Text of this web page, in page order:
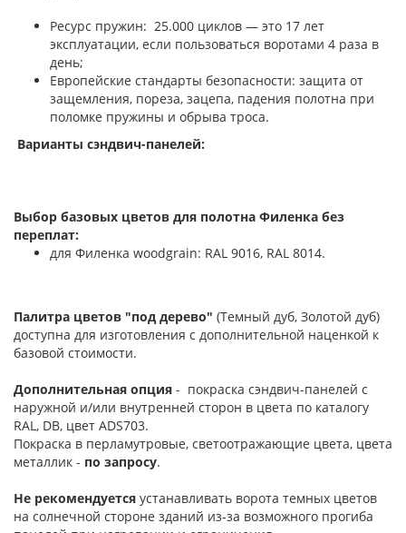
Ресурс пружин: 25.000 циклов — это 17 лет
эксплуатации, если пользоваться воротами 4 раза в
день;
Европейские стандарты безопасности: защита от
защемления, пореза, зацепа, падения полотна при
поломке пружины и обрыва троса.
Варианты сэндвич-панелей:
Выбор базовых цветов для полотна Филенка без
переплат:
для Филенка woodgrain: RAL 9016, RAL 8014.
Палитра цветов "под дерево" (Темный дуб, Золотой дуб)
доступна для изготовления с дополнительной наценкой к
базовой стоимости.
Дополнительная опция - покраска сэндвич-панелей с
наружной и/или внутренней сторон в цвета по каталогу
RAL, DB, цвет ADS703.
Покраска в перламутровые, светоотражающие цвета, цвета
металлик - по запросу.
Не рекомендуется устанавливать ворота темных цветов
на солнечной стороне зданий из-за возможного прогиба